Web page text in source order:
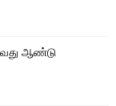
வது ஆண்டு